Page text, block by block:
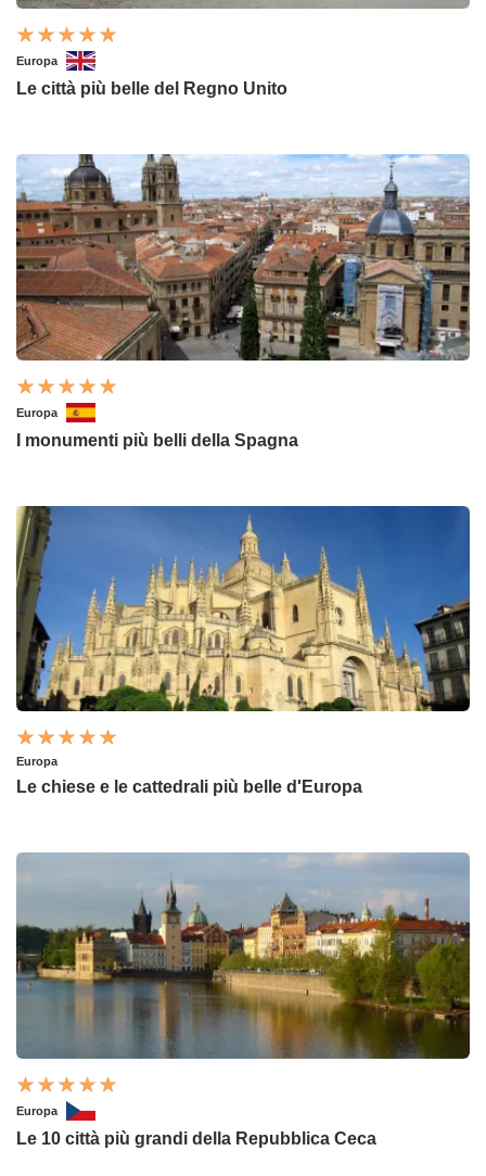
Europa
Le città più belle del Regno Unito
Europa
I monumenti più belli della Spagna
Europa
Le chiese e le cattedrali più belle d'Europa
Europa
Le 10 città più grandi della Repubblica Ceca